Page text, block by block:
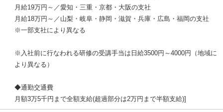
月給19万円～／愛知・三重・京都・大阪の支社
月給18万円～／山梨・岐阜・静岡・滋賀・兵庫・広島・福岡の支社
※一部支社により異なる
※入社前に行なわれる研修の受講手当は日給3500円～4000円（地域に
より異なる）
◆通勤交通費
月額3万5千円まで全額支給(超過部分は2万円まで半額支給)